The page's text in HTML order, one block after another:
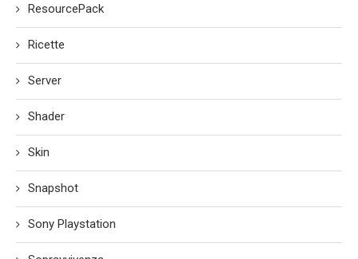
ResourcePack
Ricette
Server
Shader
Skin
Snapshot
Sony Playstation